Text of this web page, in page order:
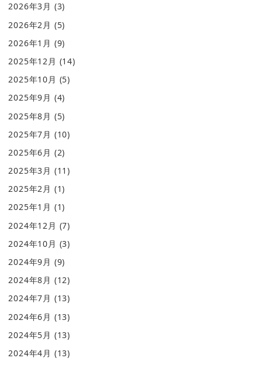
2026年3月 (3)
2026年2月 (5)
2026年1月 (9)
2025年12月 (14)
2025年10月 (5)
2025年9月 (4)
2025年8月 (5)
2025年7月 (10)
2025年6月 (2)
2025年3月 (11)
2025年2月 (1)
2025年1月 (1)
2024年12月 (7)
2024年10月 (3)
2024年9月 (9)
2024年8月 (12)
2024年7月 (13)
2024年6月 (13)
2024年5月 (13)
2024年4月 (13)